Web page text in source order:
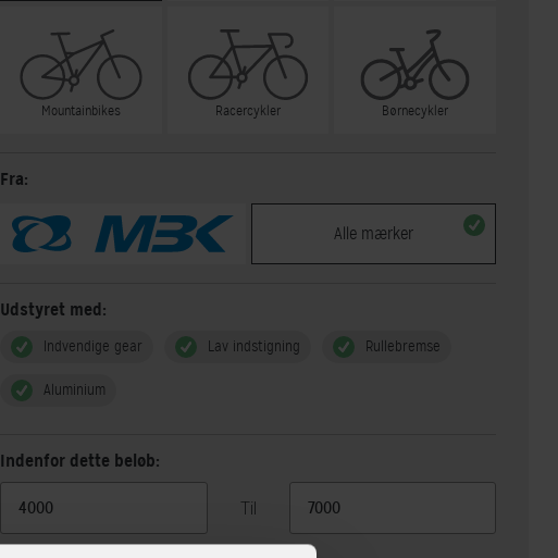
Mountainbikes Racercykler Børnecykler
Fra:
Alle mærker
Udstyret med:
Indvendige gear Lav indstigning Rullebremse
Aluminium
Indenfor dette beløb:
Til